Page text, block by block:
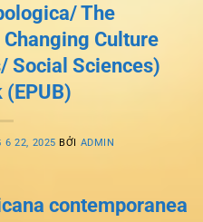
The
Culture
Social Sciences)
(EPUB)
6 22, 2025 BỞI ADMIN
contemporanea